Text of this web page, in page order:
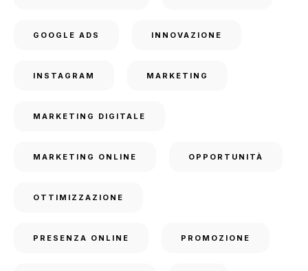
GOOGLE ADS INNOVAZIONE
INSTAGRAM MARKETING
MARKETING DIGITALE
MARKETING ONLINE OPPORTUNITÀ
OTTIMIZZAZIONE
PRESENZA ONLINE PROMOZIONE